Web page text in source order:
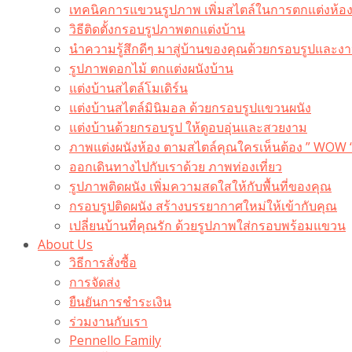
เทคนิคการแขวนรูปภาพ เพิ่มสไตล์ในการตกแต่งห้อง
วิธีติดตั้งกรอบรูปภาพตกแต่งบ้าน
นำความรู้สึกดีๆ มาสู่บ้านของคุณด้วยกรอบรูปและง
รูปภาพดอกไม้ ตกแต่งผนังบ้าน
แต่งบ้านสไตล์โมเดิร์น
แต่งบ้านสไตล์มินิมอล ด้วยกรอบรูปแขวนผนัง
แต่งบ้านด้วยกรอบรูป ให้ดูอบอุ่นและสวยงาม
ภาพแต่งผนังห้อง ตามสไตล์คุณใครเห็นต้อง ” WOW
ออกเดินทางไปกับเราด้วย ภาพท่องเที่ยว
รูปภาพติดผนัง เพิ่มความสดใสให้กับพื้นที่ของคุณ
กรอบรูปติดผนัง สร้างบรรยากาศใหม่ให้เข้ากับคุณ
เปลี่ยนบ้านที่คุณรัก ด้วยรูปภาพใส่กรอบพร้อมแขวน​
About Us
วิธีการสั่งซื้อ
การจัดส่ง
ยืนยันการชำระเงิน
ร่วมงานกับเรา
Pennello Family